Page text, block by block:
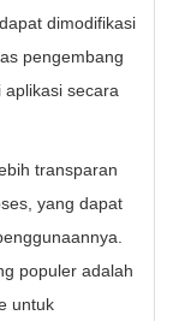
dimodifikasi
pengembang
secara
transparan
yang dapat
populer adalah
untuk